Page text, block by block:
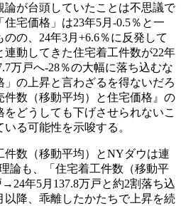
が台頭していたことは不思議で
宅価格」は23年5月-0.5％と一
の、24年3月+6.6％に反発して
動してきた住宅着工件数が22年
万戸へ-28％の大幅に落ち込むな
の上昇と言わざるを得ないだろ
件数（移動平均）と住宅価格』の
どうしても下げさせられないこ
る可能性を示唆する。
件数（移動平均）とNYダウは連
論も、「住宅着工件数（移動平
年5月137.8万戸と約2割落ち込
以降、乖離したかたちで上昇を続